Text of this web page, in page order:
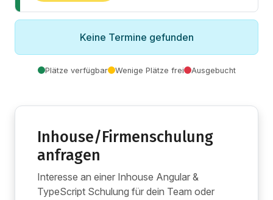
Keine Termine gefunden
Plätze verfügbar Wenige Plätze frei Ausgebucht
Inhouse/Firmenschulung
anfragen
Interesse an einer Inhouse Angular &
TypeScript Schulung für dein Team oder